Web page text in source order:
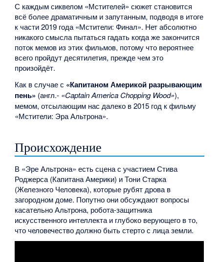
С каждым сиквелом «Мстителей» сюжет становится
всё более драматичным и запутанным, подводя в итоге
к части 2019 года «Мстители: Финал». Нет абсолютно
никакого смысла пытаться гадать когда же закончится
поток мемов из этих фильмов, потому что вероятнее
всего пройдут десятилетия, прежде чем это
произойдёт.
Как в случае с «Капитаном Америкой разрывающим
пень» (англ.- «Captain America Chopping Wood»),
мемом, отсылающим нас далеко в 2015 год к фильму
«Мстители: Эра Альтрона».
Происхождение
В «Эре Альтрона» есть сцена с участием Стива
Роджерса (Капитана Америки) и Тони Старка
(Железного Человека), которые рубят дрова в
загородном доме. Попутно они обсуждают вопросы
касательно Альтрона, робота-защитника
искусственного интеллекта и глубоко верующего в то,
что человечество должно быть стерто с лица земли.